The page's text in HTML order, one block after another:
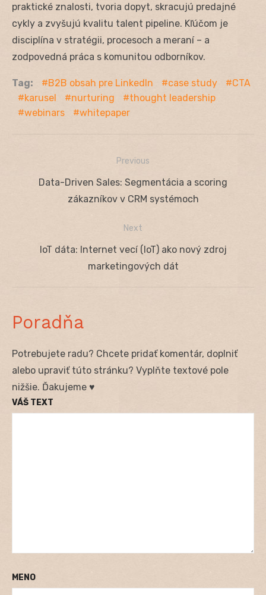
praktické znalosti, tvoria dopyt, skracujú predajné
cykly a zvyšujú kvalitu talent pipeline. Kľúčom je
disciplína v stratégii, procesoch a meraní – a
zodpovedná práca s komunitou odborníkov.
Tag: B2B obsah pre LinkedIn case study
CTA
karusel
nurturing
thought leadership
webinars
whitepaper
Navigácia
Previous
PreviousData-Driven Sales: Segmentácia a scoring
zákazníkov v CRM systémoch
Next
IoT dáta: Internet vecí (IoT) ako nový zdroj
marketingových dát
Poradňa
Potrebujete radu? Chcete pridať komentár, doplniť
alebo upraviť túto stránku? Vyplňte textové pole
nižšie. Ďakujeme ♥
VÁŠ TEXT
MENO